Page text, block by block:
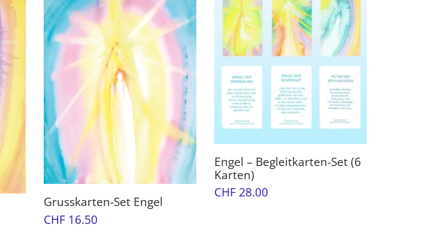
Grusskarten-Set Engel
CHF 16.50
Engel – Begleitkarten-Set (6
Karten)
CHF 28.00